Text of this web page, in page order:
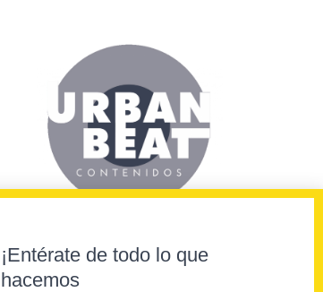
¡Entérate de todo lo que
hacemos